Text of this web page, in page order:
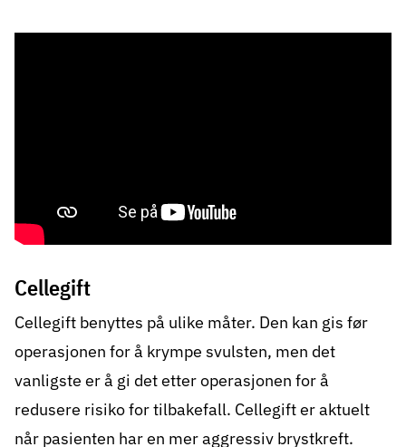
Cellegift
Cellegift benyttes på ulike måter. Den kan gis før
operasjonen for å krympe svulsten, men det
vanligste er å gi det etter operasjonen for å
redusere risiko for tilbakefall. Cellegift er aktuelt
når pasienten har en mer aggressiv brystkreft.